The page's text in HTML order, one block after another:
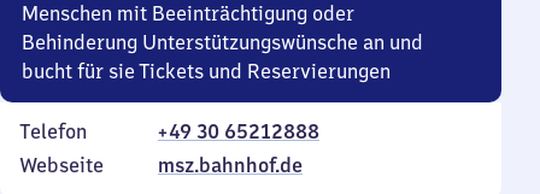
Menschen mit Beeinträchtigung oder
Behinderung Unterstützungswünsche an und
bucht für sie Tickets und Reservierungen
Telefon
+49 30 65212888
Webseite
msz.bahnhof.de